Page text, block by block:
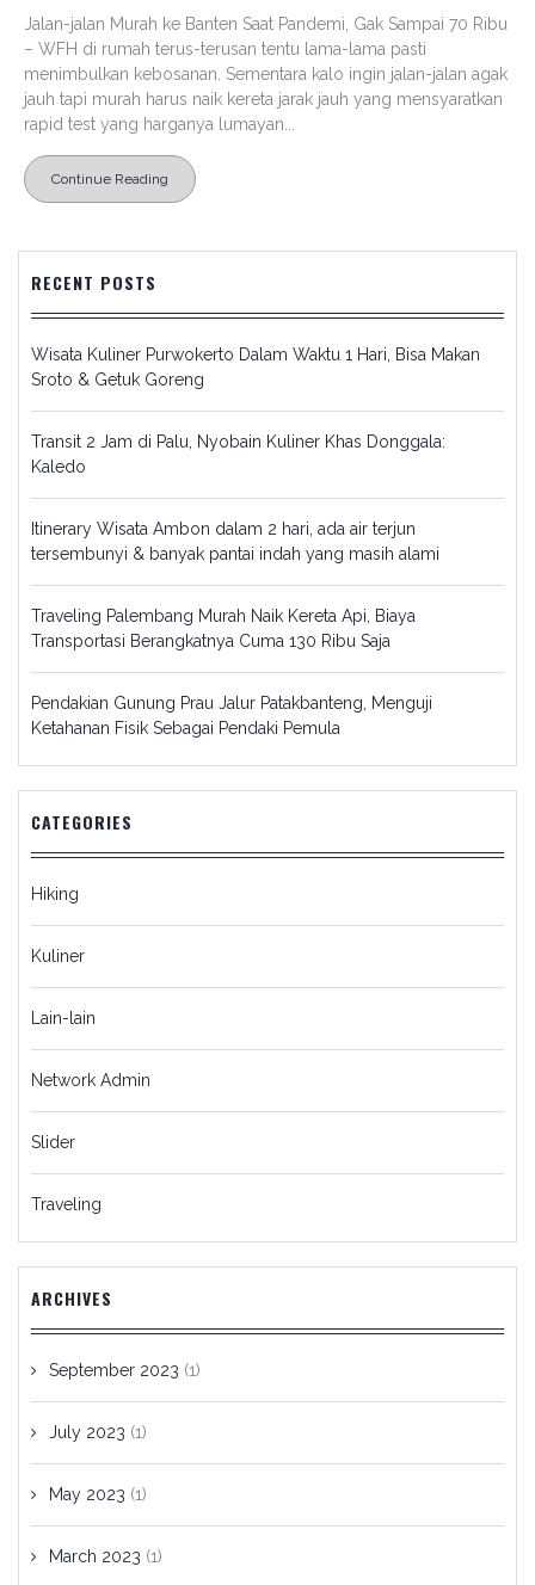
Jalan-jalan Murah ke Banten Saat Pandemi, Gak Sampai 70 Ribu
– WFH di rumah terus-terusan tentu lama-lama pasti
menimbulkan kebosanan. Sementara kalo ingin jalan-jalan agak
jauh tapi murah harus naik kereta jarak jauh yang mensyaratkan
rapid test yang harganya lumayan...
Continue Reading
RECENT POSTS
Wisata Kuliner Purwokerto Dalam Waktu 1 Hari, Bisa Makan
Sroto & Getuk Goreng
Transit 2 Jam di Palu, Nyobain Kuliner Khas Donggala:
Kaledo
Itinerary Wisata Ambon dalam 2 hari, ada air terjun
tersembunyi & banyak pantai indah yang masih alami
Traveling Palembang Murah Naik Kereta Api, Biaya
Transportasi Berangkatnya Cuma 130 Ribu Saja
Pendakian Gunung Prau Jalur Patakbanteng, Menguji
Ketahanan Fisik Sebagai Pendaki Pemula
CATEGORIES
Hiking
Kuliner
Lain-lain
Network Admin
Slider
Traveling
ARCHIVES
September 2023 (1)
July 2023 (1)
May 2023 (1)
March 2023 (1)